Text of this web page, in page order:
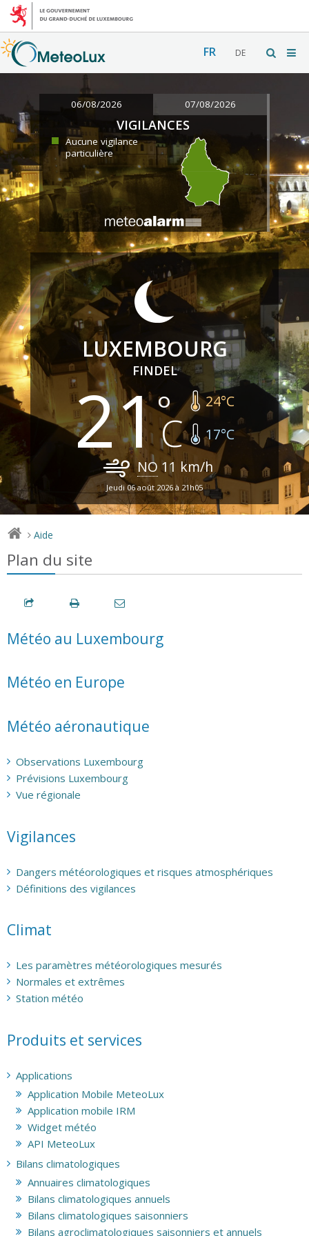
FR DE
06/08/2026 07/08/2026
VIGILANCES
Aucune vigilance
particulière
LUXEMBOURG
FINDEL
21 24°C
17°C
NO 11 km/h
Jeudi 06 août 2026 à 21h05
> Aide
Plan du site
Météo au Luxembourg
Météo en Europe
Météo aéronautique
Observations Luxembourg
Prévisions Luxembourg
Vue régionale
Vigilances
Dangers météorologiques et risques atmosphériques
Définitions des vigilances
Climat
Les paramètres météorologiques mesurés
Normales et extrêmes
Station météo
Produits et services
Applications
Application Mobile MeteoLux
Application mobile IRM
Widget météo
API MeteoLux
Bilans climatologiques
Annuaires climatologiques
Bilans climatologiques annuels
Bilans climatologiques saisonniers
Bilans agroclimatologiques saisonniers et annuels